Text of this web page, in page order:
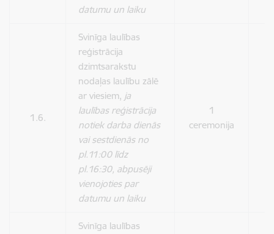
datumu un laiku
1.6.
Svinīga laulības
reģistrācija
dzimtsarakstu
nodaļas laulību zālē
ar viesiem, ja
laulības reģistrācija
notiek darba dienās
vai sestdienās no
pl.11:00 līdz
pl.16:30, abpusēji
vienojoties par
datumu un laiku
1
ceremonija
Svinīga laulības